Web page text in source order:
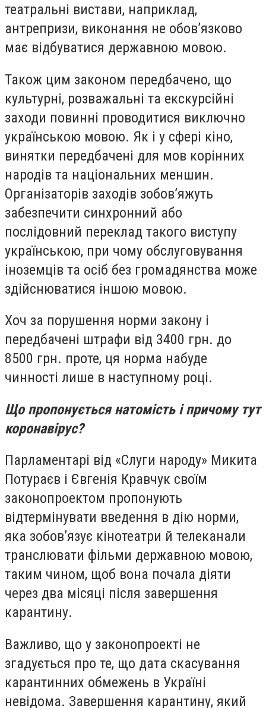
театральні вистави, наприклад,
антрепризи, виконання не обов’язково
має відбуватися державною мовою.
Також цим законом передбачено, що
культурні, розважальні та екскурсійні
заходи повинні проводитися виключно
українською мовою. Як і у сфері кіно,
винятки передбачені для мов корінних
народів та національних меншин.
Організаторів заходів зобов’яжуть
забезпечити синхронний або
послідовний переклад такого виступу
українською, при чому обслуговування
іноземців та осіб без громадянства може
здійснюватися іншою мовою.
Хоч за порушення норми закону і
передбачені штрафи від 3400 грн. до
8500 грн. проте, ця норма набуде
чинності лише в наступному році.
Що пропонується натомість і причому тут
коронавірус?
Парламентарі від «Слуги народу» Микита
Потураєв і Євгенія Кравчук своїм
законопроектом пропонують
відтермінувати введення в дію норми,
яка зобов’язує кінотеатри й телеканали
транслювати фільми державною мовою,
таким чином, щоб вона почала діяти
через два місяці після завершення
карантину.
Важливо, що у законопроекті не
згадується про те, що дата скасування
карантинних обмежень в Україні
невідома. Завершення карантину, який